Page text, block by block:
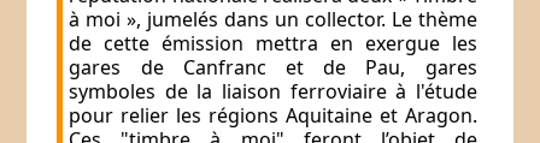
à moi », jumelés dans un collector. Le thème
de cette émission mettra en exergue les
gares de Canfranc et de Pau, gares
symboles de la liaison ferroviaire à l'étude
pour relier les régions Aquitaine et Aragon.